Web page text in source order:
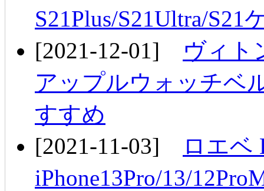
S21Plus/S21Ultra/
[2021-12-01] ヴィト
アップルウォッチベ
すすめ
[2021-11-03]
ロエベ
iPhone13Pro/13/